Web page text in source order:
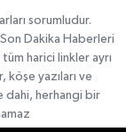
sorumludur.
Dakika Haberleri
harici linkler ayrı
köşe yazıları ve
dahi, herhangi bir